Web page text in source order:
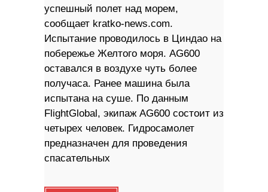
успешный полет над морем,
сообщает kratko-news.com.
Испытание проводилось в Циндао на
побережье Желтого моря. AG600
оставался в воздухе чуть более
получаса. Ранее машина была
испытана на суше. По данным
FlightGlobal, экипаж AG600 состоит из
четырех человек. Гидросамолет
предназначен для проведения
спасательных